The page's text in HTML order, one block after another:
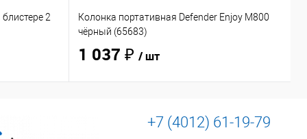
2
Колонка портативная Defender Enjoy M800
чёрный (65683)
1 037 ₽ / шт
+7 (4012) 61-19-79